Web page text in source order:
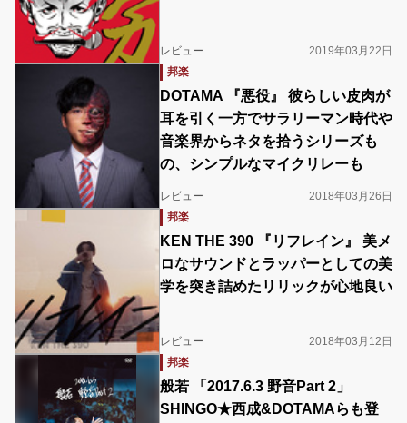
レビュー
2019年03月22日
邦楽
DOTAMA 『悪役』 彼らしい皮肉が
耳を引く一方でサラリーマン時代や
音楽界からネタを拾うシリーズも
の、シンプルなマイクリレーも
レビュー
2018年03月26日
邦楽
KEN THE 390 『リフレイン』 美メ
ロなサウンドとラッパーとしての美
学を突き詰めたリリックが心地良い
レビュー
2018年03月12日
邦楽
般若 「2017.6.3 野音Part 2」
SHINGO★西成&DOTAMAらも登